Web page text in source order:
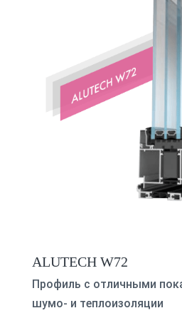
ALUTECH W72
Профиль с отличными
шумо- и теплоизоляции